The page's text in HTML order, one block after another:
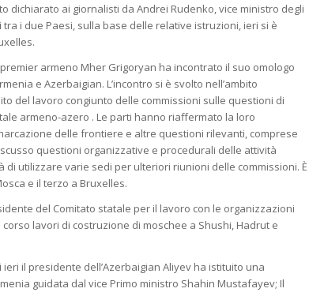
dichiarato ai giornalisti da Andrei Rudenko, vice ministro degli
i due Paesi, sulla base delle relative istruzioni, ieri si è
armeno Mher Grigoryan ha incontrato il suo omologo
e Azerbaigian. L’incontro si è svolto nell’ambito
del lavoro congiunto delle commissioni sulle questioni di
armeno-azero . Le parti hanno riaffermato la loro
delle frontiere e altre questioni rilevanti, comprese
questioni organizzative e procedurali delle attività
utilizzare varie sedi per ulteriori riunioni delle commissioni. È
e il terzo a Bruxelles.
del Comitato statale per il lavoro con le organizzazioni
lavori di costruzione di moschee a Shushi, Hadrut e
ieri il presidente dell’Azerbaigian Aliyev ha istituito una
guidata dal vice Primo ministro Shahin Mustafayev; Il